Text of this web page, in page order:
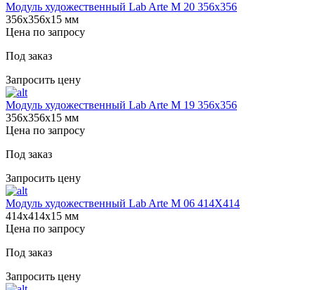
Модуль художественный Lab Arte М 20 356х356
356х356х15 мм
Цена по запросу
Под заказ
Запросить цену
Модуль художественный Lab Arte М 19 356х356
356х356х15 мм
Цена по запросу
Под заказ
Запросить цену
Модуль художественный Lab Arte М 06 414Х414
414х414х15 мм
Цена по запросу
Под заказ
Запросить цену